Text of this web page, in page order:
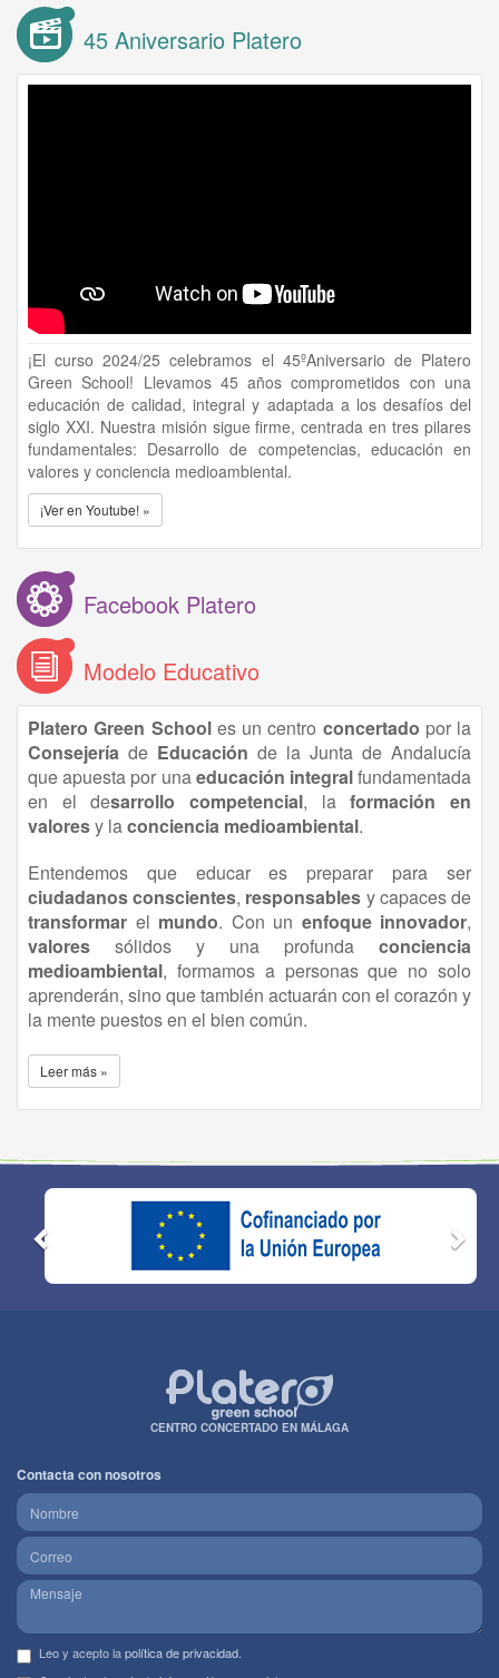
45 Aniversario Platero
¡El curso 2024/25 celebramos el 45ºAniversario de Platero
Green School! Llevamos 45 años comprometidos con una
educación de calidad, integral y adaptada a los desafíos del
siglo XXI. Nuestra misión sigue firme, centrada en tres pilares
fundamentales: Desarrollo de competencias, educación en
valores y conciencia medioambiental.
¡Ver en Youtube! »
Facebook Platero
Modelo Educativo
Platero Green Schooles un centro concertado por la
Consejería de Educación de la Junta de Andalucía
que apuesta por unaeducación integralfundamentada
en el desarrollo competencial, laformación en
valoresy laconciencia medioambiental.
Entendemos que educar es preparar para ser
ciudadanos conscientes, responsables y capaces de
transformar el mundo. Con un enfoque innovador,
valores sólidos y una profunda conciencia
medioambiental, formamos a personas que no solo
aprenderán, sino que también actuarán con el corazón y
la mente puestos en el bien común.
Leer más »
CENTRO CONCERTADO EN MÁLAGA
Contacta con nosotros
Leo y acepto lapolítica de privacidad